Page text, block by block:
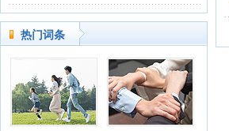
热门词条